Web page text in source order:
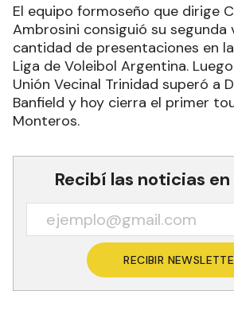
El equipo formoseño que dirige
Ambrosini consiguió su segunda
cantidad de presentaciones en
Liga de Voleibol Argentina.
Unión Vecinal Trinidad superó a
Banfield y hoy cierra el primer
Monteros.
Recibí las noticias
RECIBIR